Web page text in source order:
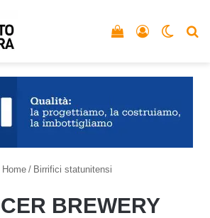
Accedi
Vedi il carrello
/ Birrifici statunitensi
BREWERY